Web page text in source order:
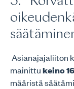
Asianajajaliiton
mainittukeino 16
määristä